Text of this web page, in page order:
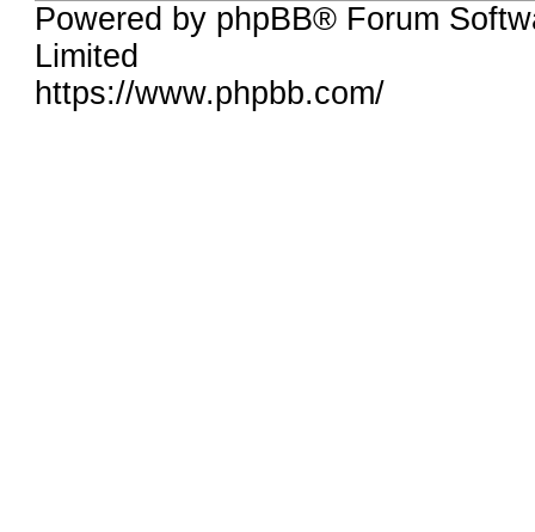
Powered by phpBB® Forum
Limited
https://www.phpbb.com/